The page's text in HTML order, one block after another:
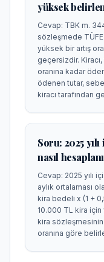
yüksek
Cevap: TBK m.
sözleşmede TÜFE
yüksek bir artış
geçersizdir.
oranına kadar
ödenen tutar,
kiracı tarafından
Soru: 2025
nasıl
Cevap: 2025 yılı
aylık ortalaması
kira bedeli x (1 +
10.000 TL kira için
kira
oranına göre